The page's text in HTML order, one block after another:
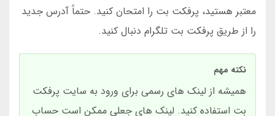
معتبر هستید، پرفکت بت را امتحان کنید. حتماً آدرس جدید
را از طریق پرفکت بت تلگرام دنبال کنید.
نکته مهم
همیشه از لینک های رسمی برای ورود به سایت پرفکت
بت استفاده کنید. لینک های جعلی ممکن است حساب